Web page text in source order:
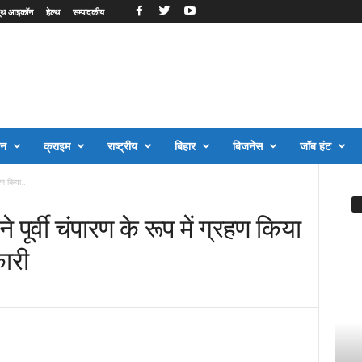
आइकॉन हेल्थ सम्पादकीय
क्राइम राष्ट्रीय बिहार बिजनेस जॉब हंट
किया...
पूर्वी चंपारण के रूप में ग्रहण किया